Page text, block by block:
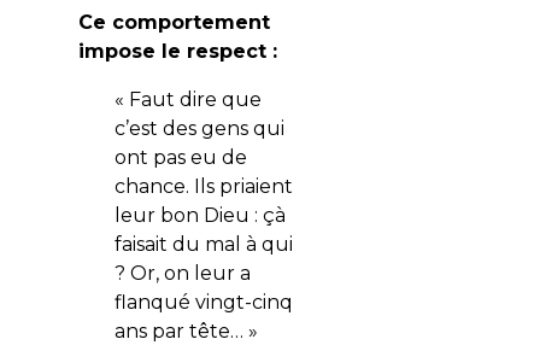
Ce comportement
impose le respect :
« Faut dire que
c’est des gens qui
ont pas eu de
chance. Ils priaient
leur bon Dieu : çà
faisait du mal à qui
? Or, on leur a
flanqué vingt-cinq
ans par tête… »